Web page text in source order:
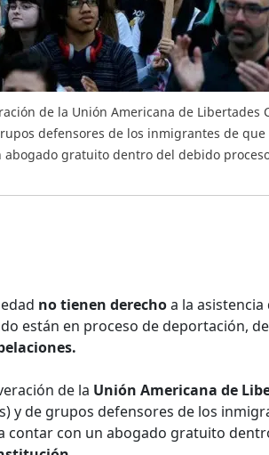
de la Unión Americana de Libertades
defensores de los inmigrantes de que
gratuito dentro del debido
no tienen derechoa la asistencia
están en proceso de deportación,
de la Unión Americana de
y de grupos defensores de los
contar con un abogado gratuito